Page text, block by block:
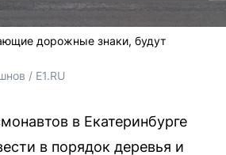
дорожные знаки, будут
/ E1.RU
в Екатеринбурге
в порядок деревья и